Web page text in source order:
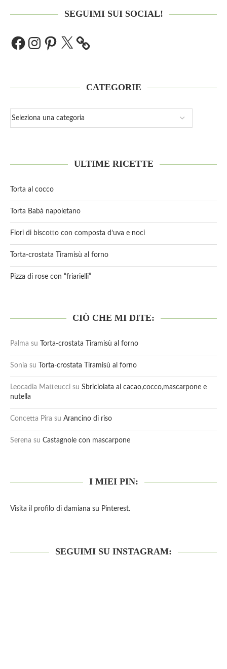
SEGUIMI SUI SOCIAL!
CATEGORIE
ULTIME RICETTE
Torta al cocco
Torta Babà napoletano
Fiori di biscotto con composta d’uva e noci
Torta-crostata Tiramisù al forno
Pizza di rose con “friarielli”
CIÒ CHE MI DITE:
Palma su Torta-crostata Tiramisù al forno
Sonia su Torta-crostata Tiramisù al forno
Leocadia Matteucci su Sbriciolata al cacao,cocco,mascarpone e
nutella
Concetta Pira su Arancino di riso
Serena su Castagnole con mascarpone
I MIEI PIN:
Visita il profilo di damiana su Pinterest.
SEGUIMI SU INSTAGRAM: